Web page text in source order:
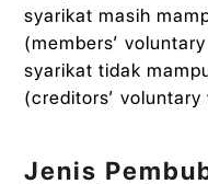
syarikat masih
(members’
syarikat tidak
(creditors’ voluntary
Jenis